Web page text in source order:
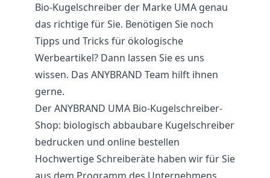
Bio-Kugelschreiber der Marke UMA genau
das richtige für Sie. Benötigen Sie noch
Tipps und Tricks für ökologische
Werbeartikel? Dann lassen Sie es uns
wissen. Das ANYBRAND Team hilft ihnen
gerne.
Der ANYBRAND UMA Bio-Kugelschreiber-
Shop: biologisch abbaubare Kugelschreiber
bedrucken und online bestellen
Hochwertige Schreiberäte haben wir für Sie